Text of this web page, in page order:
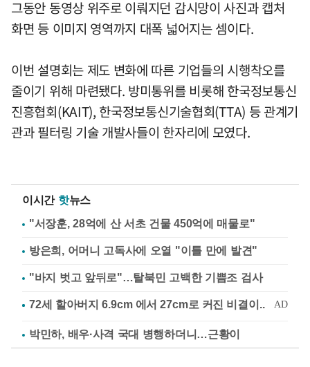
그동안 동영상 위주로 이뤄지던 감시망이 사진과 캡처
화면 등 이미지 영역까지 대폭 넓어지는 셈이다.
이번 설명회는 제도 변화에 따른 기업들의 시행착오를
줄이기 위해 마련됐다. 방미통위를 비롯해 한국정보통신
진흥협회(KAIT), 한국정보통신기술협회(TTA) 등 관계기
관과 필터링 기술 개발사들이 한자리에 모였다.
이시간 핫뉴스
"서장훈, 28억에 산 서초 건물 450억에 매물로"
방은희, 어머니 고독사에 오열 "이틀 만에 발견"
"바지 벗고 앞뒤로"…탈북민 고백한 기쁨조 검사
박민하, 배우·사격 국대 병행하더니…근황이